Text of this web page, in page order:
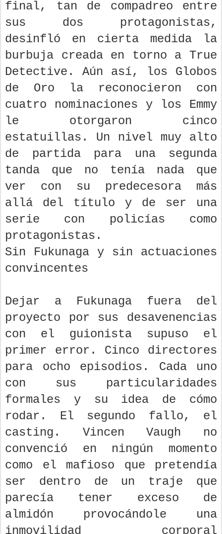
final, tan de compadreo entre
sus dos protagonistas,
desinfló en cierta medida la
burbuja creada en torno a True
Detective. Aún así, los Globos
de Oro la reconocieron con
cuatro nominaciones y los Emmy
le otorgaron cinco
estatuillas. Un nivel muy alto
de partida para una segunda
tanda que no tenía nada que
ver con su predecesora más
allá del título y de ser una
serie con policías como
protagonistas.
Sin Fukunaga y sin actuaciones
convincentes
Dejar a Fukunaga fuera del
proyecto por sus desavenencias
con el guionista supuso el
primer error. Cinco directores
para ocho episodios. Cada uno
con sus particularidades
formales y su idea de cómo
rodar. El segundo fallo, el
casting. Vincen Vaugh no
convenció en ningún momento
como el mafioso que pretendía
ser dentro de un traje que
parecía tener exceso de
almidón provocándole una
inmovilidad corporal